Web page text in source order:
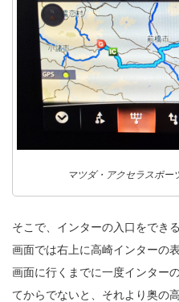
マツダ・アクセラスポ
そこで、インターの入口をでき
画面では右上に高崎インターの
画面に行くまでに一度インター
てからでないと、それより奥の